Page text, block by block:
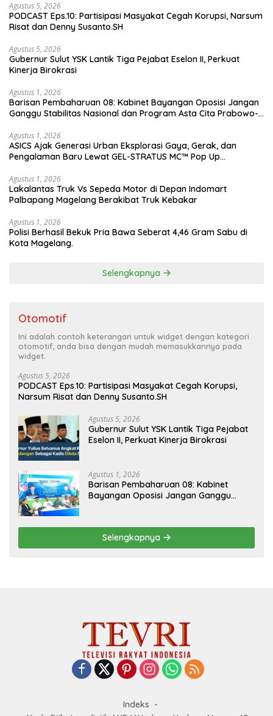
Agustus 5, 2026
PODCAST Eps.10: Partisipasi Masyakat Cegah Korupsi, Narsum
Risat dan Denny Susanto.SH
Agustus 5, 2026
Gubernur Sulut YSK Lantik Tiga Pejabat Eselon II, Perkuat
Kinerja Birokrasi
Agustus 1, 2026
Barisan Pembaharuan 08: Kabinet Bayangan Oposisi Jangan
Ganggu Stabilitas Nasional dan Program Asta Cita Prabowo-
Agustus 1, 2026
ASICS Ajak Generasi Urban Eksplorasi Gaya, Gerak, dan
Pengalaman Baru Lewat GEL-STRATUS MC™ Pop Up
Agustus 1, 2026
Lakalantas Truk Vs Sepeda Motor di Depan Indomart
Palbapang Magelang Berakibat Truk Kebakar
Agustus 1, 2026
Polisi Berhasil Bekuk Pria Bawa Seberat 4,46 Gram Sabu di
Kota Magelang.
Selengkapnya
Otomotif
Ini adalah contoh keterangan untuk widget dengan kategori
otomotif, anda bisa dengan mudah memasukkannya pada
widget.
Agustus 5, 2026
PODCAST Eps.10: Partisipasi Masyakat Cegah Korupsi,
Narsum Risat dan Denny Susanto.SH
Agustus 5, 2026
Gubernur Sulut YSK Lantik Tiga Pejabat
Eselon II, Perkuat Kinerja Birokrasi
Agustus 1, 2026
Barisan Pembaharuan 08: Kabinet
Bayangan Oposisi Jangan Ganggu
Selengkapnya
Indeks